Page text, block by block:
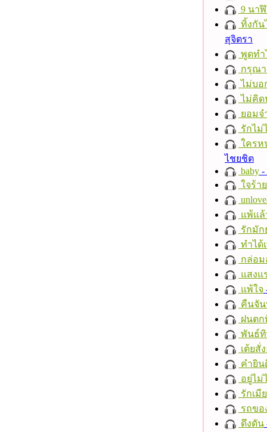
9 นา
ทิ้งกัน
สุจิตรา
พูดทำ
กรุณา
ไม่บอ
ไม่คิด
ยอม
รักไม่
ใครห
ไชยชิต
baby -
ใจร้าย
แพ้แล้
รักมัก
ทำได้
กล่อม
แสงแ
แพ้ใจ
คืนจั
ฝนตก
พันธ์
เต้ยสั่
คำยิน
อยู่ไม่
รักเมี
รถขอ
ดึงดัน